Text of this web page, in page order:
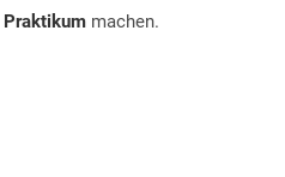
Praktikum machen.